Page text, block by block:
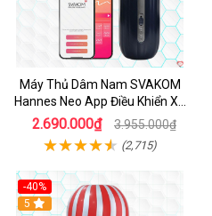
Máy Thủ Dâm Nam SVAKOM
Hannes Neo App Điều Khiển Xa
Cao Cấp
2.690.000₫ 3.955.000₫
(2,715)
-40%
Hot
5